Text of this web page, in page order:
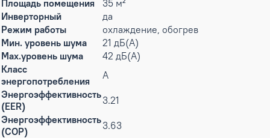
Площадь помещения
35 м²
Инверторный
да
Режим работы
охлаждение, обогрев
Мин. уровень шума
21 дБ(А)
Max.уровень шума
42 дБ(А)
Класс
энергопотребления
A
Энергоэффективность
(EER)
3.21
Энергоэффективность
(COP)
3.63